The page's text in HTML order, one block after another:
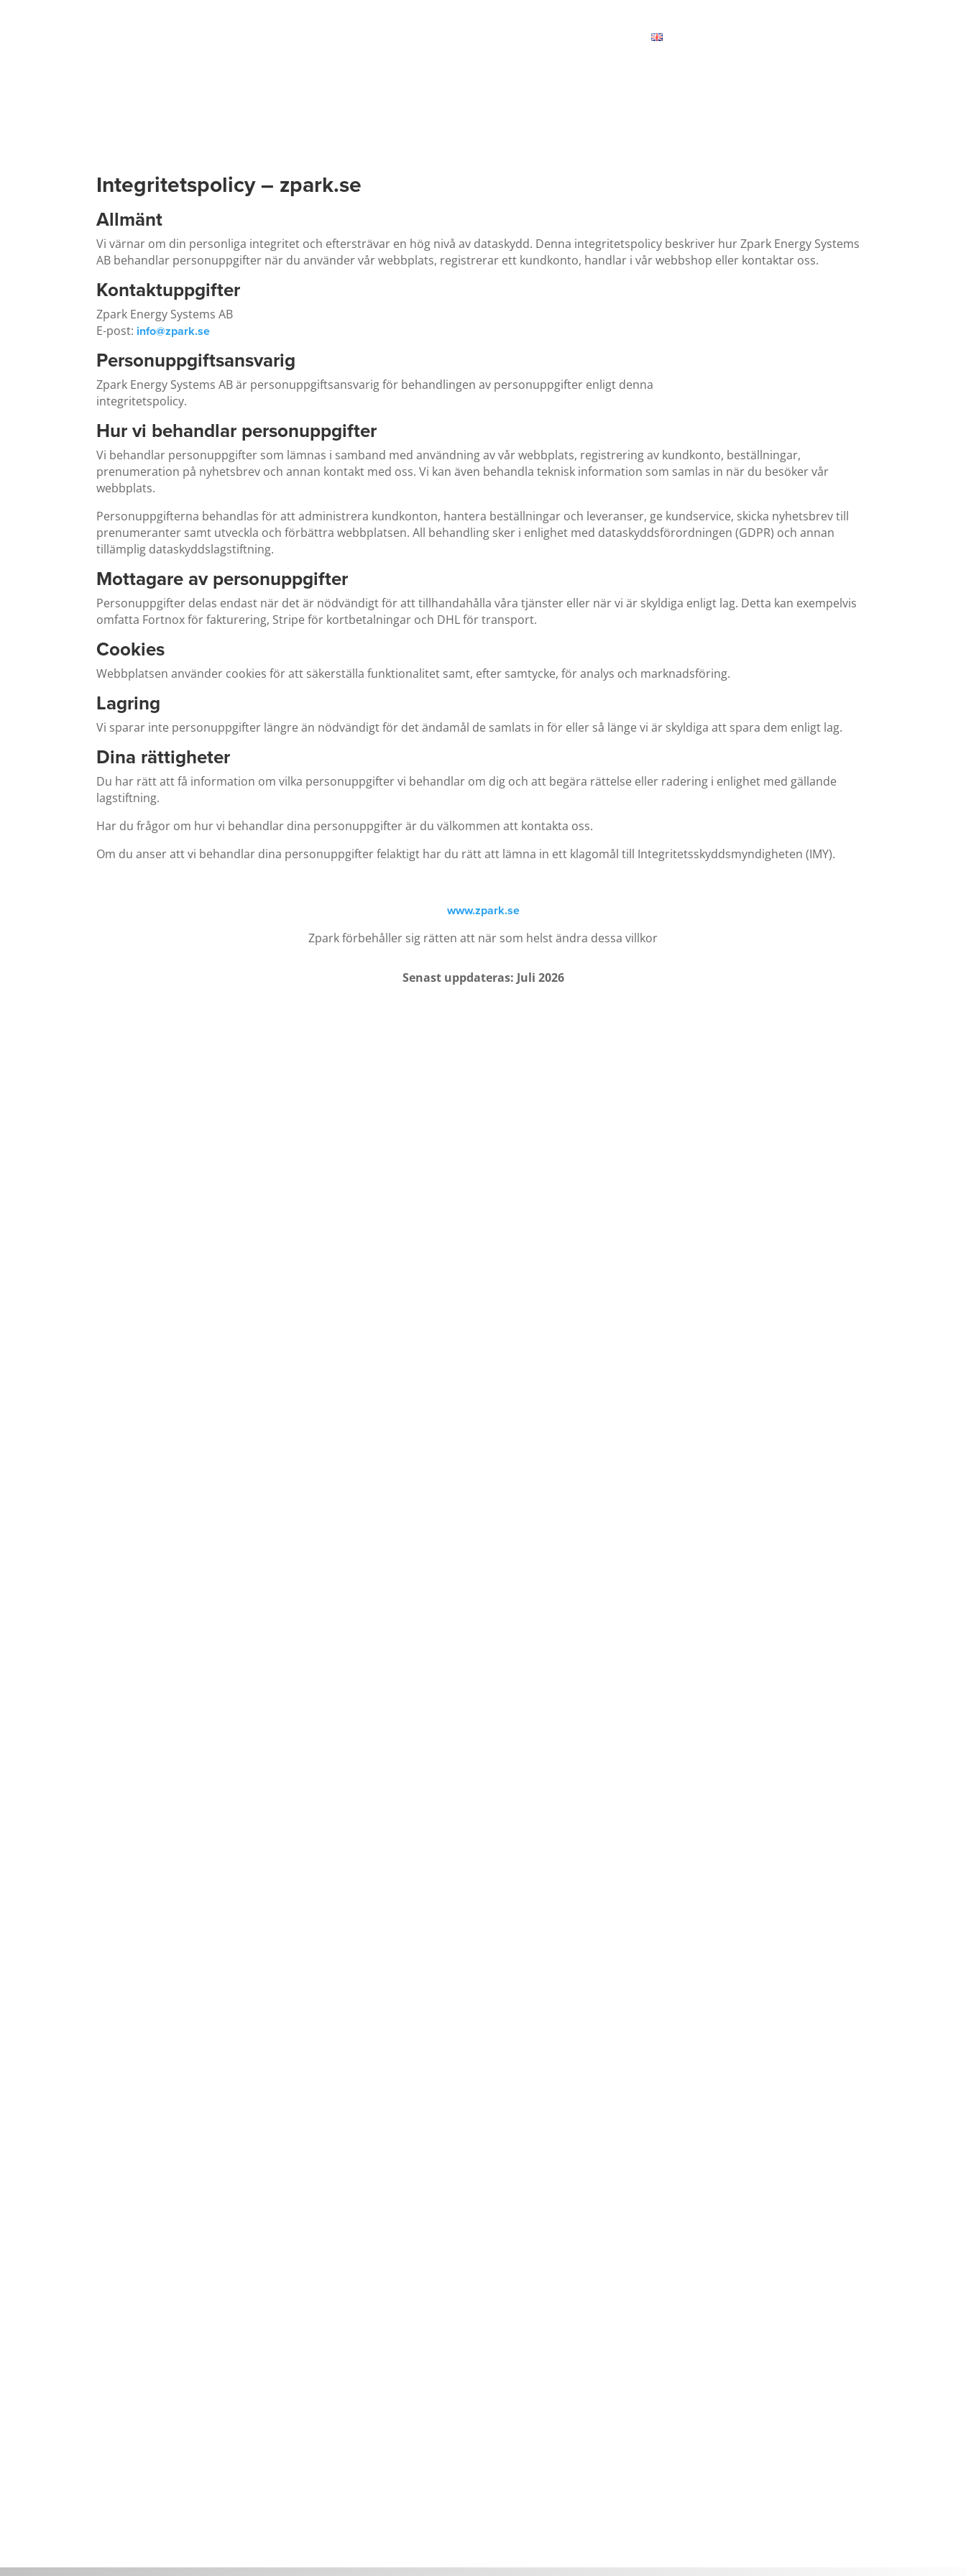
Integritetspolicy – zpark.se
Allmänt
Vi värnar om din personliga integritet och eftersträvar en hög nivå av dataskydd. Denna integritetspolicy beskriver hur Zpark Energy Systems
AB behandlar personuppgifter när du använder vår webbplats, registrerar ett kundkonto, handlar i vår webbshop eller kontaktar oss.
Kontaktuppgifter
Zpark Energy Systems AB
E-post: info@zpark.se
Personuppgiftsansvarig
Zpark Energy Systems AB är personuppgiftsansvarig för behandlingen av personuppgifter enligt denna
integritetspolicy.
Hur vi behandlar personuppgifter
Vi behandlar personuppgifter som lämnas i samband med användning av vår webbplats, registrering av kundkonto, beställningar,
prenumeration på nyhetsbrev och annan kontakt med oss. Vi kan även behandla teknisk information som samlas in när du besöker vår
webbplats.
Personuppgifterna behandlas för att administrera kundkonton, hantera beställningar och leveranser, ge kundservice, skicka nyhetsbrev till
prenumeranter samt utveckla och förbättra webbplatsen. All behandling sker i enlighet med dataskyddsförordningen (GDPR) och annan
tillämplig dataskyddslagstiftning.
Mottagare av personuppgifter
Personuppgifter delas endast när det är nödvändigt för att tillhandahålla våra tjänster eller när vi är skyldiga enligt lag. Detta kan exempelvis
omfatta Fortnox för fakturering, Stripe för kortbetalningar och DHL för transport.
Cookies
Webbplatsen använder cookies för att säkerställa funktionalitet samt, efter samtycke, för analys och marknadsföring.
Lagring
Vi sparar inte personuppgifter längre än nödvändigt för det ändamål de samlats in för eller så länge vi är skyldiga att spara dem enligt lag.
Dina rättigheter
Du har rätt att få information om vilka personuppgifter vi behandlar om dig och att begära rättelse eller radering i enlighet med gällande
lagstiftning.
Har du frågor om hur vi behandlar dina personuppgifter är du välkommen att kontakta oss.
Om du anser att vi behandlar dina personuppgifter felaktigt har du rätt att lämna in ett klagomål till Integritetsskyddsmyndigheten (IMY).
www.zpark.se
Zpark förbehåller sig rätten att när som helst ändra dessa villkor
Senast uppdateras: Juli 2026